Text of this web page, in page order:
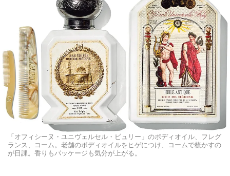
「オフィシーヌ・ユニヴェルセル・ビュリー」のボディオイル、フレグ
ランス、コーム。老舗のボディオイルをヒゲにつけ、コームで梳かすの
が日課。香りもパッケージも気分が上がる。